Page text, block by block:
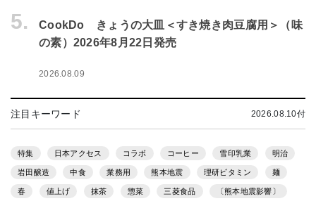
5.
CookDo きょうの大皿＜すき焼き肉豆腐用＞（味
の素）2026年8月22日発売
2026.08.09
注目キーワード 2026.08.10付
特集 日本アクセス コラボ コーヒー 雪印乳業 明治
岩田醸造 中食 業務用 熊本地震 理研ビタミン 麺
春 値上げ 抹茶 惣菜 三菱食品 〔熊本地震影響〕